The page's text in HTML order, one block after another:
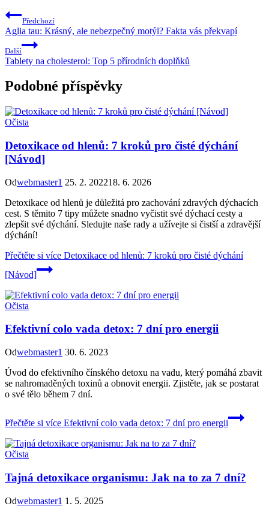
Předchozí
Aglia tau: Krásný, ale nebezpečný motýl? Fakta vás překvapí
Další
Tablety na cholesterol: Top 5 přírodních doplňků
Podobné příspěvky
Očista
Detoxikace od hlenů: 7 kroků pro čisté dýchání
[Návod]
Odwebmaster1 25. 2. 202218. 6. 2026
Detoxikace od hlenů je důležitá pro zachování zdravých dýchacích
cest. S těmito 7 tipy můžete snadno vyčistit své dýchací cesty a
zlepšit své dýchání. Sledujte naše rady a užívejte si čistší a zdravější
dýchání!
Přečtěte si více Detoxikace od hlenů: 7 kroků pro čisté dýchání
[Návod]
Očista
Efektivní colo vada detox: 7 dní pro energii
Odwebmaster1 30. 6. 2023
Úvod do efektivního čínského detoxu na vadu, který pomáhá zbavit
se nahromaděných toxinů a obnovit energii. Zjistěte, jak se postarat
o své tělo během 7 dní.
Přečtěte si více Efektivní colo vada detox: 7 dní pro energii
Očista
Tajná detoxikace organismu: Jak na to za 7 dní?
Odwebmaster1 1. 5. 2025